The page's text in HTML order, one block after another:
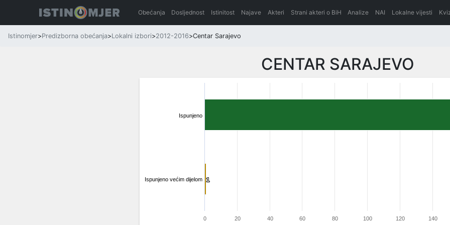
Obećanja Dosljednost Istinitost Najave Akteri Strani akteri o BiH Analize NAI Lokalne vijesti
Istinomjer>Predizborna obećanja>Lokalni izbori>2012-2016>Centar Sarajevo
CENTAR SARAJEVO
1
1
Ispunjeno
Ispunjeno većim dijelom
0 20 40 60 80 100 120 140